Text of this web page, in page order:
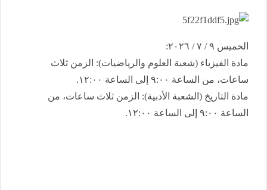
​الخميس ٩ / ٧ / ٢٠٢٦:
​مادة الفيزياء (شعبة العلوم والرياضيات): الزمن ثلاث
ساعات، من الساعة ٩:٠٠ إلى الساعة ١٢:٠٠.
​مادة التاريخ (الشعبة الأدبية): الزمن ثلاث ساعات، من
الساعة ٩:٠٠ إلى الساعة ١٢:٠٠.